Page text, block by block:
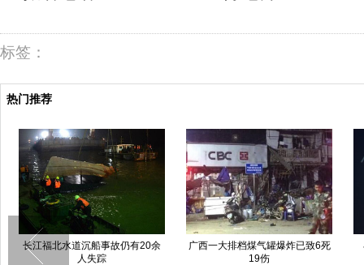
标签：
热门推荐
长江福北水道沉船事故仍有20余
人失踪
广西一大排档煤气罐爆炸已致6死
19伤